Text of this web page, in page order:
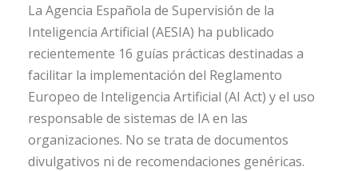
La Agencia Española de Supervisión de la
Inteligencia Artificial (AESIA) ha publicado
recientemente 16 guías prácticas destinadas a
facilitar la implementación del Reglamento
Europeo de Inteligencia Artificial (AI Act) y el uso
responsable de sistemas de IA en las
organizaciones. No se trata de documentos
divulgativos ni de recomendaciones genéricas.